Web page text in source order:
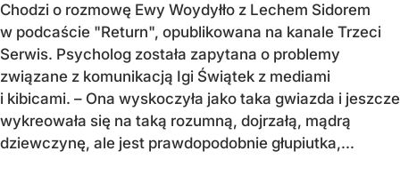
Chodzi o rozmowę Ewy Woydyłło z Lechem Sidorem
w podcaście "Return", opublikowana na kanale Trzeci
Serwis. Psycholog została zapytana o problemy
związane z komunikacją Igi Świątek z mediami
i kibicami. – Ona wyskoczyła jako taka gwiazda i jeszcze
wykreowała się na taką rozumną, dojrzałą, mądrą
dziewczynę, ale jest prawdopodobnie głupiutka,...